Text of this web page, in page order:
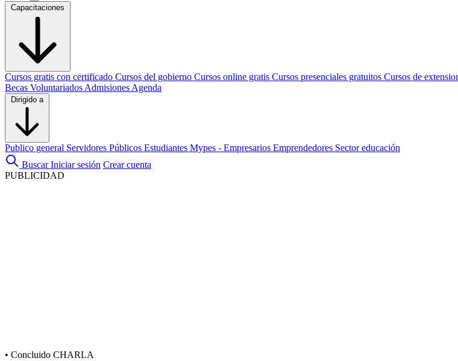
Capacitaciones
Cursos gratis con certificado Cursos del gobierno Cursos online gratis Cursos presenciales gratuitos Cursos de
Becas Voluntariados Admisiones Agenda
Dirigido a
Publico general Servidores Públicos Estudiantes Mypes - Empresarios Emprendedores Sector educación
Buscar Iniciar sesión Crear cuenta
PUBLICIDAD
• Concluido CHARLA